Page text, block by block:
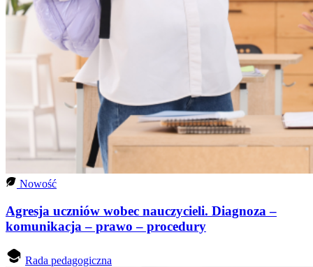
Nowość
Agresja uczniów wobec nauczycieli. Diagnoza –
komunikacja – prawo – procedury
Rada pedagogiczna